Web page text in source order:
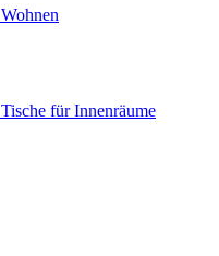
Wohnen
Tische für Innenräume